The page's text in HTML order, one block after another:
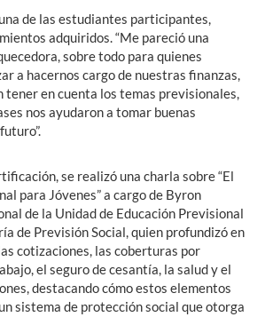
de las estudiantes participantes,
adquiridos. “Me pareció una
sobre todo para quienes
a hacernos cargo de nuestras finanzas,
tener en cuenta los temas previsionales,
nos ayudaron a tomar buenas
se realizó una charla sobre “El
para Jóvenes” a cargo de Byron
de la Unidad de Educación Previsional
de Previsión Social, quien profundizó en
cotizaciones, las coberturas por
el seguro de cesantía, la salud y el
destacando cómo estos elementos
sistema de protección social que otorga